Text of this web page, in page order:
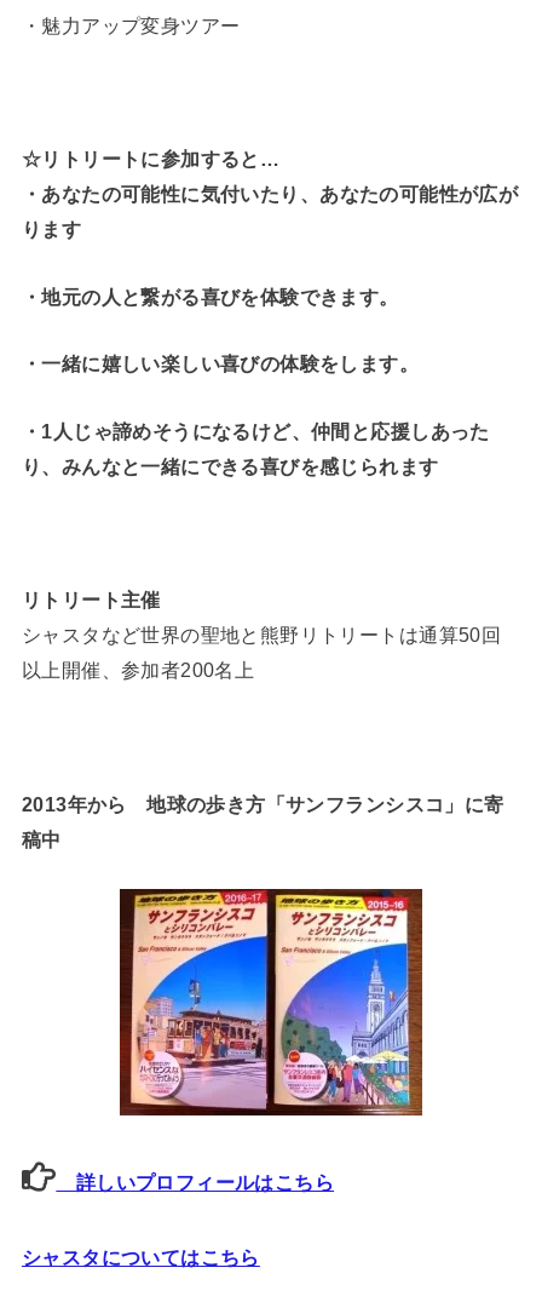
・魅力アップ変身ツアー
☆リトリートに参加すると…
・ あなたの可能性に気付いたり、あなたの可能性が広が
ります
・地元の人と繋がる喜びを体験できます。
・一緒に嬉しい楽しい喜びの体験をします。
・1人じゃ諦めそうになるけど、仲間と応援しあった
り、みんなと一緒にできる喜びを感じられます
リトリート主催
シャスタなど世界の聖地と熊野リトリートは通算50回
以上開催、参加者200名上
2013年から 地球の歩き方「サンフランシスコ」に寄
稿中
詳しいプロフィールはこちら
シャスタについてはこちら